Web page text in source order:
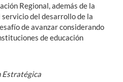
Regional, además de la
del desarrollo de la
de avanzar considerando
de educación
Estratégica